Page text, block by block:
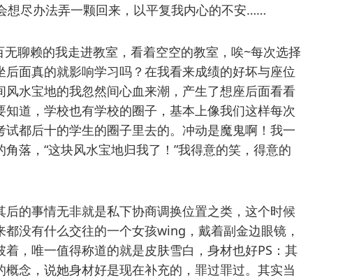
想尽办法弄一颗回来，以平复我内心的不安……
无聊赖的我走进教室，看着空空的教室，唉~每次选择
面真的就影响学习吗？在我看来成绩的好坏与座位
水宝地的我忽然间心血来潮，产生了想座后面看看
道，学校也有学校的圈子，基本上像我们这样每次
都后十的学生的圈子里去的。冲动是魔鬼啊！我一
落，“这块风水宝地归我了！”我得意的笑，得意的
的事情无非就是私下协商调换位置之类，这个时候
没有什么交往的一个女孩wing，戴着副金边眼镜，
，唯一值得称道的就是皮肤雪白，身材也好PS：其
念，说她身材好是现在补充的，罪过罪过。其实当